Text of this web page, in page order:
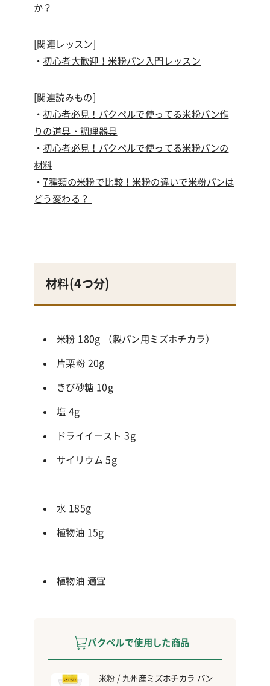
か？
[関連レッスン]
・初心者大歓迎！米粉パン入門レッスン
[関連読みもの]
・初心者必見！パクペルで使ってる米粉パン作
りの道具・調理器具
・初心者必見！パクペルで使ってる米粉パンの
材料
・7種類の米粉で比較！米粉の違いで米粉パンは
どう変わる？
材料(4つ分)
米粉 180g （製パン用ミズホチカラ）
片栗粉 20g
きび砂糖 10g
塩 4g
ドライイースト 3g
サイリウム 5g
水 185g
植物油 15g
植物油 適宜
パクペルで使用した商品
米粉 / 九州産ミズホチカラ パン